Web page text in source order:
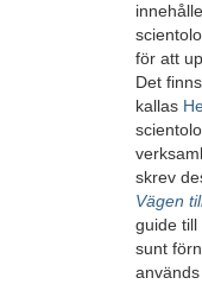
för att
Det
kallas
skrev
Vägen
guide till
sunt